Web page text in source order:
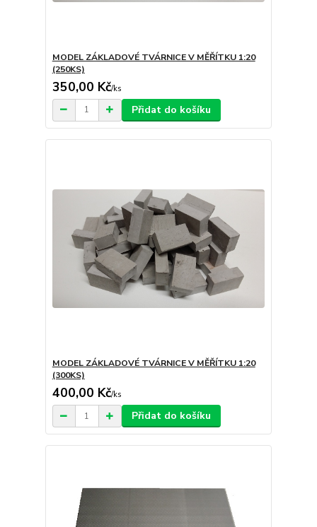
MODEL ZÁKLADOVÉ TVÁRNICE V MĚŘÍTKU 1:20
(250KS)
350,00 Kč/ks
Přidat do košíku
MODEL ZÁKLADOVÉ TVÁRNICE V MĚŘÍTKU 1:20
(300KS)
400,00 Kč/ks
Přidat do košíku